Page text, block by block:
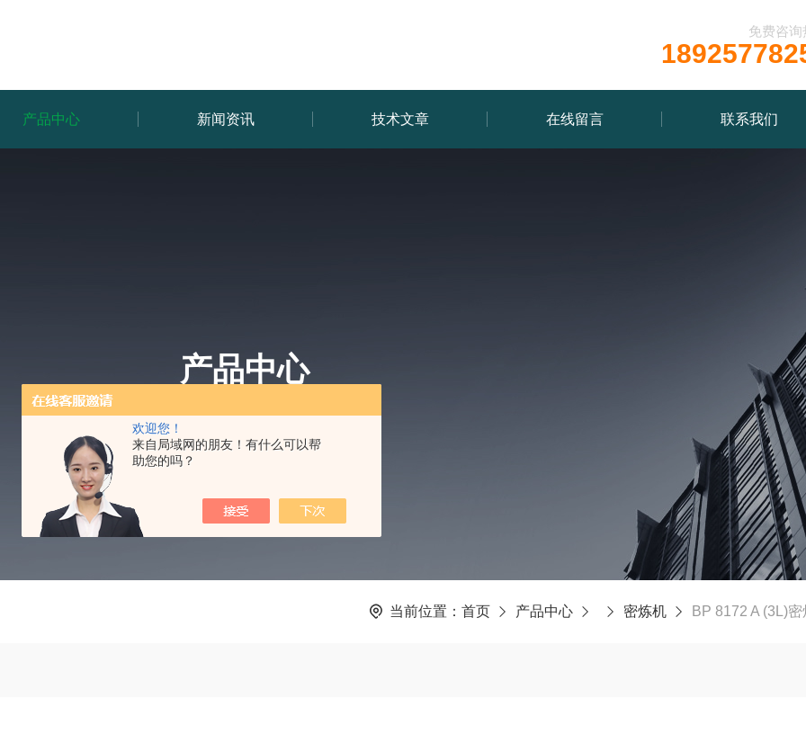
欢迎您！
来自局域网的朋友！有什么可以帮
助您的吗？
免费咨询
产品中心 新闻资讯 技术文章 在线留言 联系我们
产品中心
PRODUCTS CENTER
当前位置： 首页 产品中心 密炼机 BP 8172 A (3L)